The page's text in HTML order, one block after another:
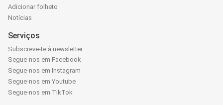
Adicionar folheto
Notícias
Serviços
Subscreve-te à newsletter
Segue-nos em Facebook
Segue-nos em Instagram
Segue-nos em Youtube
Segue-nos em TikTok